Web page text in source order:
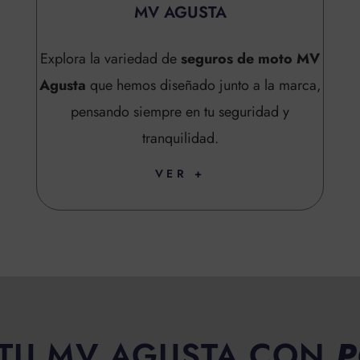
MV AGUSTA
Explora la variedad deseguros de moto MV
Agusta que hemos diseñado junto a la marca,
pensando siempre en tu seguridad y
tranquilidad.
VER +